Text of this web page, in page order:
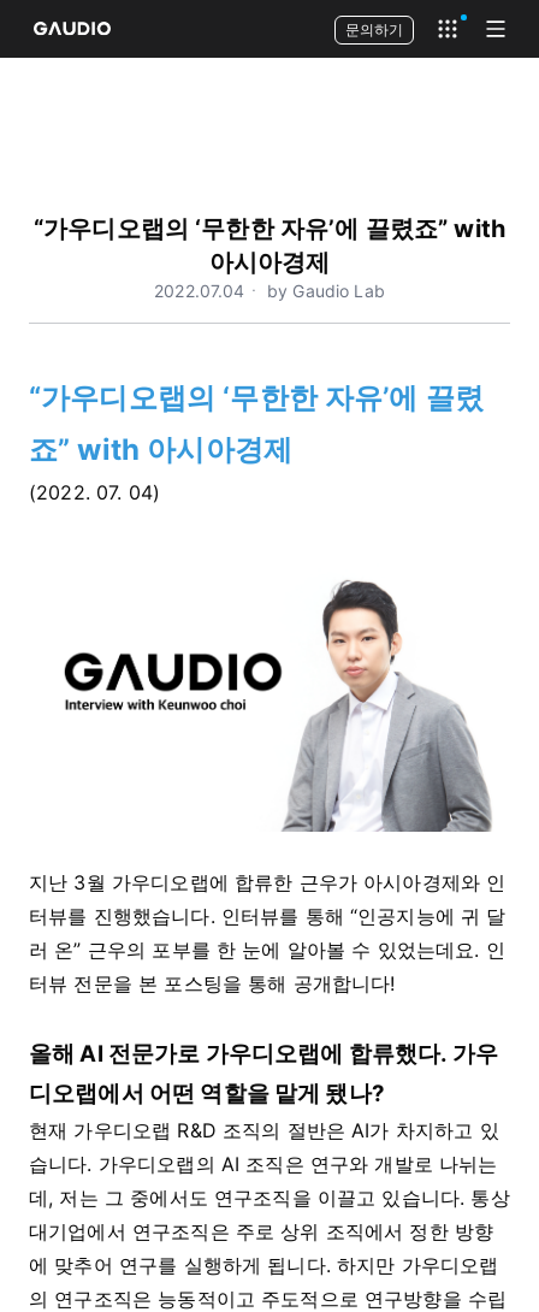
문의하기
Open app
“가우디오랩의 ‘무한한 자유’에 끌렸죠” with
아시아경제
2022.07.04ㆍ by Gaudio Lab
“가우디오랩의 ‘무한한 자유’에 끌렸
죠” with 아시아경제
(2022. 07. 04)
지난 3월 가우디오랩에 합류한 근우가 아시아경제와 인
터뷰를 진행했습니다. 인터뷰를 통해 “인공지능에 귀 달
러 온” 근우의 포부를 한 눈에 알아볼 수 있었는데요. 인
터뷰 전문을 본 포스팅을 통해 공개합니다!
올해 AI 전문가로 가우디오랩에 합류했다. 가우
디오랩에서 어떤 역할을 맡게 됐나?
현재 가우디오랩 R&D 조직의 절반은 AI가 차지하고 있
습니다. 가우디오랩의 AI 조직은 연구와 개발로 나뉘는
데, 저는 그 중에서도 연구조직을 이끌고 있습니다. 통상
대기업에서 연구조직은 주로 상위 조직에서 정한 방향
에 맞추어 연구를 실행하게 됩니다. 하지만 가우디오랩
의 연구조직은 능동적이고 주도적으로 연구방향을 수립